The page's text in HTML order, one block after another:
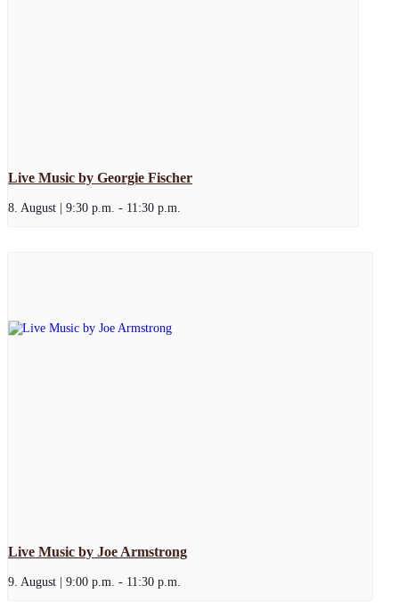
Live Music by Georgie Fischer
8. August | 9:30 p.m. - 11:30 p.m.
Live Music by Joe Armstrong
9. August | 9:00 p.m. - 11:30 p.m.